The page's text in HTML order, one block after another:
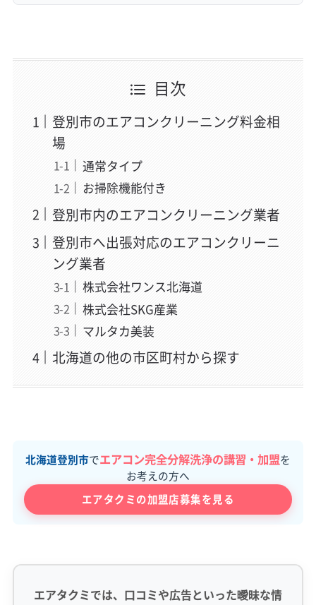
目次
登別市のエアコンクリーニング料金相
場
通常タイプ
お掃除機能付き
登別市内のエアコンクリーニング業者
登別市へ出張対応のエアコンクリーニ
ング業者
株式会社ワンス北海道
株式会社SKG産業
マルタカ美装
北海道の他の市区町村から探す
北海道登別市でエアコン完全分解洗浄の講習・加盟を
お考えの方へ
エアタクミの加盟店募集を見る
エアタクミでは、口コミや広告といった曖昧な情